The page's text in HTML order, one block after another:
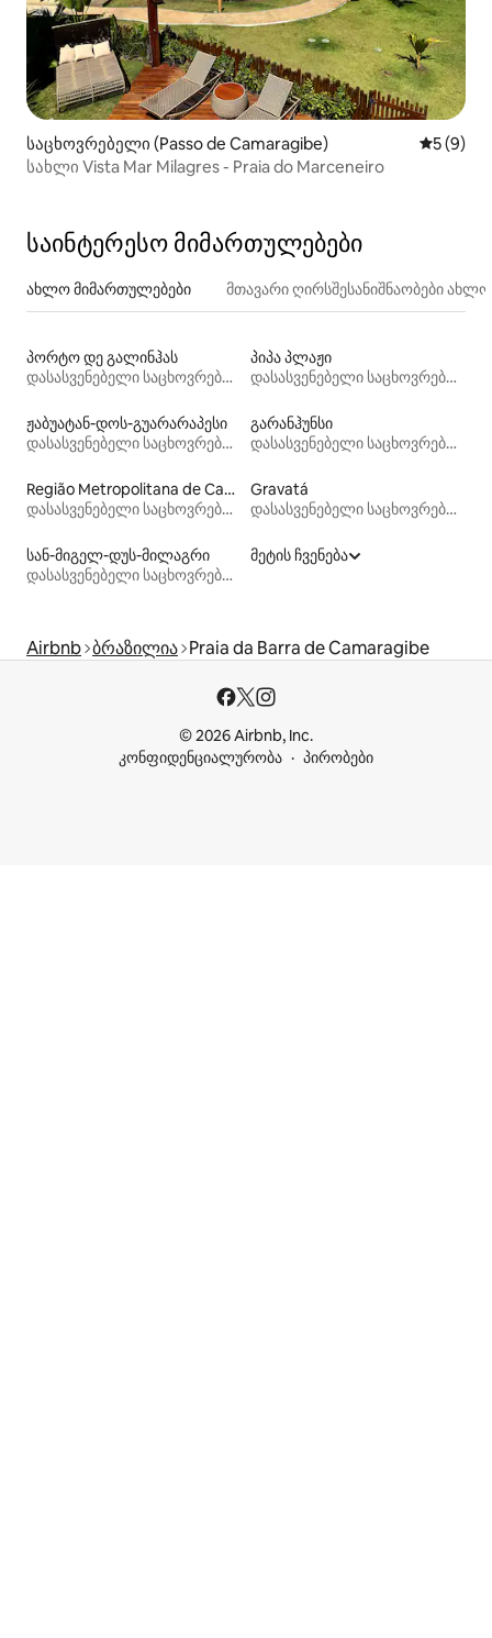
საცხოვრებელი (Passo de Camaragibe) საშუალო
5 (9)
სახლი Vista Mar Milagres - Praia do Marceneiro
საინტერესო მიმართულებები
ახლო მიმართულებები მთავარი ღირსშესანიშნაობები
პორტო დე გალინჰას
დასასვენებელი საცხოვრებლები
პიპა პლაჟი
დასასვენებელი საცხოვრებლები
ჟაბუატან-დოს-გუარარაპესი
დასასვენებელი საცხოვრებლები
გარანჰუნსი
დასასვენებელი საცხოვრებლები
Região Metropolitana de Campina Grande
დასასვენებელი საცხოვრებლები
Gravatá
დასასვენებელი საცხოვრებლები
სან-მიგელ-დუს-მილაგრი
დასასვენებელი საცხოვრებლები
მეტის ჩვენება
Airbnb ბრაზილია Praia da Barra de Camaragibe
© 2026 Airbnb, Inc.
კონფიდენციალურობა
პირობები